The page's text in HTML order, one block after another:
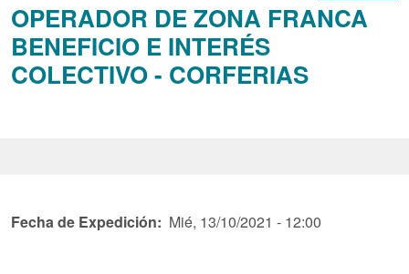
OPERADOR DE ZONA FRANCA
BENEFICIO E INTERÉS
COLECTIVO - CORFERIAS
Fecha de Expedición Mié, 13/10/2021 - 12:00